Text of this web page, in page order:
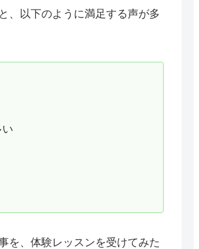
、以下のように満足する声が多
を、体験レッスンを受けてみた